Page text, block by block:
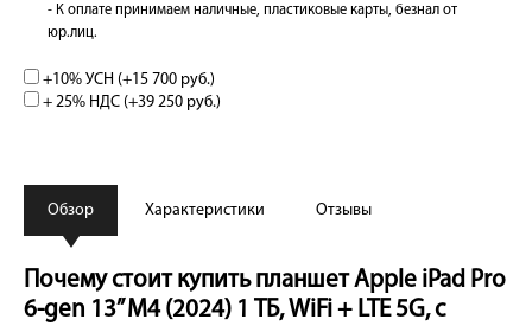
- К оплате принимаем наличные, пластиковые карты, безнал от
юр.лиц.
+10% УСН (+15 700 руб.)
+ 25% НДС (+39 250 руб.)
Обзор Характеристики Отзывы
Почему стоит купить планшет Apple iPad Pro
6-gen 13” M4 (2024) 1 ТБ, WiFi + LTE 5G, с